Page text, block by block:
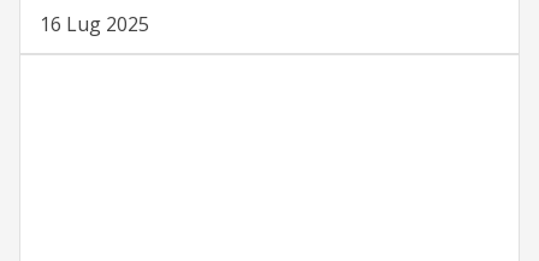
16 Lug 2025